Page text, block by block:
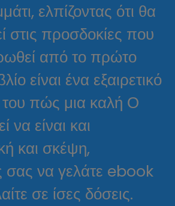
ελπίζοντας ότι θα
στις προσδοκίες που
από το πρώτο
είναι ένα εξαιρετικό
πώς μια καλή Ο
να είναι και
και σκέψη,
σας να γελάτε ebook
σε ίσες δόσεις.